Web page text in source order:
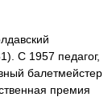
С 1957 педагог,
балетмейстер
премия